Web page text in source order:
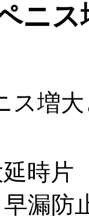
ス
増大
延時
漏防